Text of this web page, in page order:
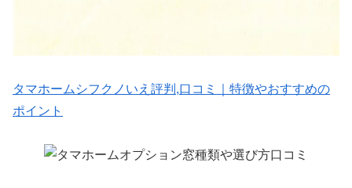
タマホームシフクノいえ評判,口コミ｜特徴やおすすめの
ポイント